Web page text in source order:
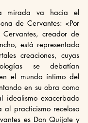
mirada va hacia el
de Cervantes: <Por
Cervantes, creador de
está representado
creaciones, cuyas
se debatían
el mundo íntimo del
en su obra como
idealismo exacerbado
practicismo receloso
es Don Quijote y